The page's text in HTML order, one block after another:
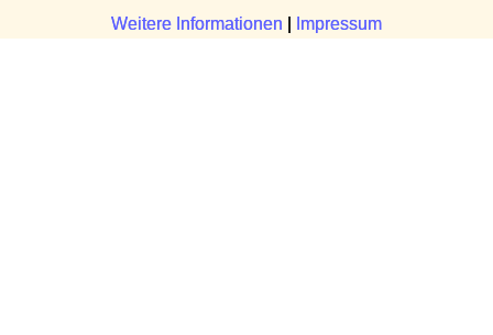
Weitere Informationen Impressum
Weitere Informationen Impressum